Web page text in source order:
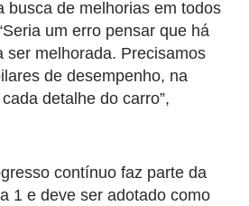
busca de melhorias em todos
um erro pensar que há
ser melhorada. Precisamos
de desempenho, na
detalhe do carro”,
contínuo faz parte da
1 e deve ser adotado como